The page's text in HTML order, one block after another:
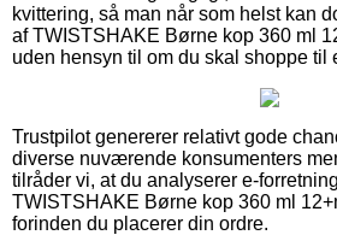
kvittering, så man når som helst kan
af TWISTSHAKE Børne kop 360 ml
uden hensyn til om du skal shoppe til
Trustpilot genererer relativt gode
diverse nuværende konsumenters
tilråder vi, at du analyserer e-
TWISTSHAKE Børne kop 360 ml
forinden du placerer din ordre.